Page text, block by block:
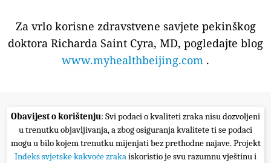
Za vrlo korisne zdravstvene savjete pekinškog
doktora Richarda Saint Cyra, MD, pogledajte blog
www.myhealthbeijing.com .
Obavijest o korištenju: Svi podaci o kvaliteti zraka nisu dozvoljeni
u trenutku objavljivanja, a zbog osiguranja kvalitete ti se podaci
mogu u bilo kojem trenutku mijenjati bez prethodne najave. Projekt
Indeks svjetske kakvoće zrakaiskoristio je svu razumnu vještinu i